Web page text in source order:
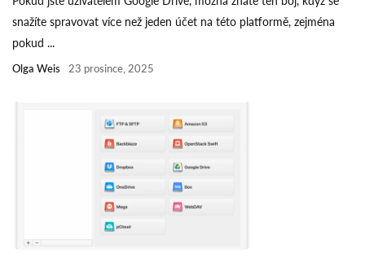
snažíte spravovat více než jeden účet na této platformě, zejména
pokud ...
Olga Weis 23 prosince, 2025